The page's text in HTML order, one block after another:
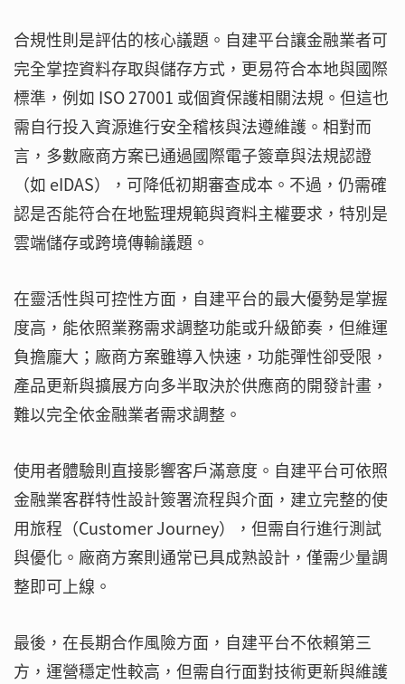
合規性則是評估的核心議題。自建平台讓金融業者可
完全掌控資料存取與儲存方式，更易符合本地與國際
標準，例如 ISO 27001 或個資保護相關法規。但這也
需自行投入資源進行安全稽核與法遵維護。相對而
言，多數廠商方案已通過國際電子簽章與法規認證
（如 eIDAS），可降低初期審查成本。不過，仍需確
認是否能符合在地監理規範與資料主權要求，特別是
雲端儲存或跨境傳輸議題。
在靈活性與可控性方面，自建平台的最大優勢是掌握
度高，能依照業務需求調整功能或升級節奏，但維運
負擔龐大；廠商方案雖導入快速，功能彈性卻受限，
產品更新與擴展方向多半取決於供應商的開發計畫，
難以完全依金融業者需求調整。
使用者體驗則直接影響客戶滿意度。自建平台可依照
金融業客群特性設計簽署流程與介面，建立完整的使
用旅程（Customer Journey），但需自行進行測試
與優化。廠商方案則通常已具成熟設計，僅需少量調
整即可上線。
最後，在長期合作風險方面，自建平台不依賴第三
方，運營穩定性較高，但需自行面對技術更新與維護